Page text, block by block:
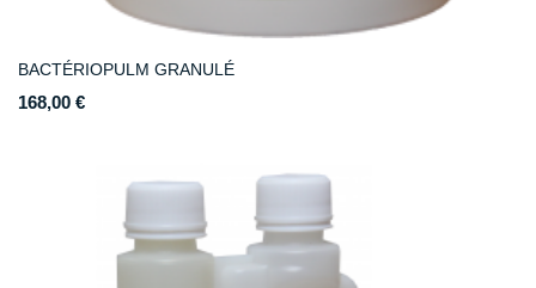
BACTÉRIOPULM GRANULÉ
168,00 €